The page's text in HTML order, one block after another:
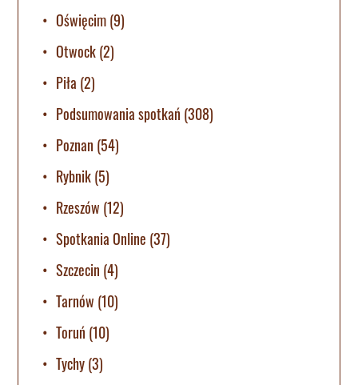
Oświęcim(9)
Otwock(2)
Piła (2)
Podsumowania spotkań (308)
Poznan (54)
Rybnik(5)
Rzeszów (12)
Spotkania Online (37)
Szczecin (4)
Tarnów (10)
Toruń (10)
Tychy(3)